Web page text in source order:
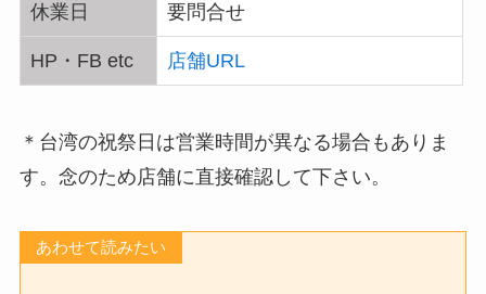
休業日 要問合せ
HP・FB etc 店舗URL
＊台湾の祝祭日は営業時間が異なる場合もありま
す。念のため店舗に直接確認して下さい。
あわせて読みたい